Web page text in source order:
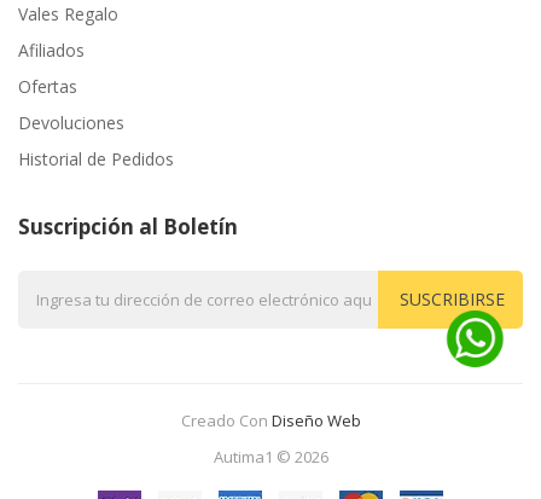
Vales Regalo
Afiliados
Ofertas
Devoluciones
Historial de Pedidos
Suscripción al Boletín
SUSCRIBIRSE
Creado Con Diseño Web
Autima1 © 2026